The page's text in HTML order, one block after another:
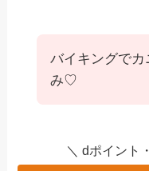
バイキングで
み♡
＼ dポイント